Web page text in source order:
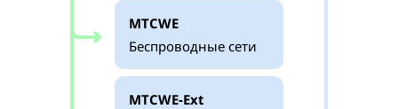
MTCWE
Беспроводные сети
MTCWE-Ext